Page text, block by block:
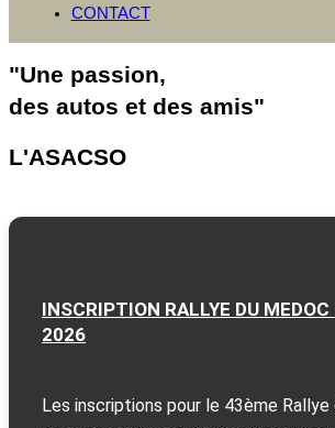
CONTACT
"Une passion,
des autos et des amis"
L'ASACSO
INSCRIPTION RALLYE DU MEDOC
2026
Les inscriptions pour le 43ème